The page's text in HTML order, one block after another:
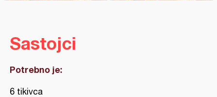
Sastojci
Potrebno je:
6 tikivca